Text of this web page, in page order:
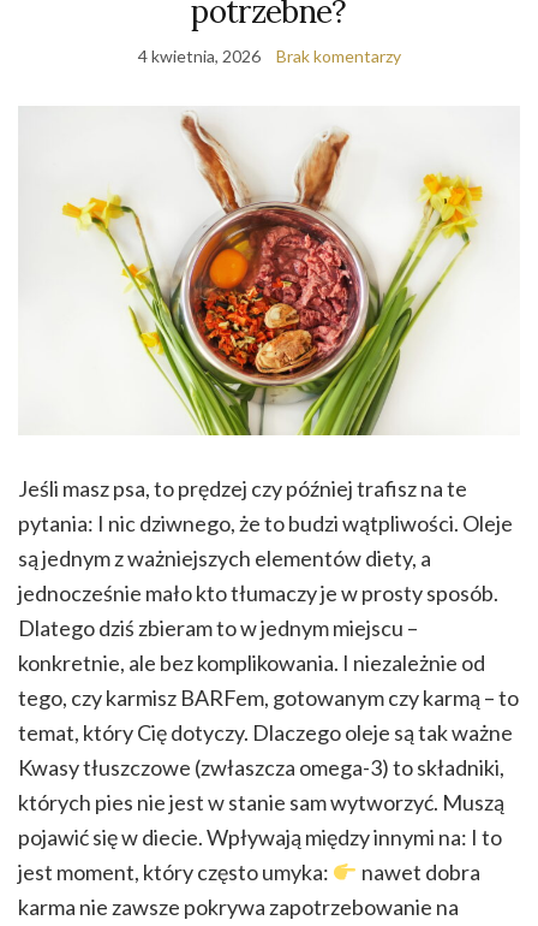
potrzebne?
4 kwietnia, 2026 Brak komentarzy
Jeśli masz psa, to prędzej czy później trafisz na te
pytania: I nic dziwnego, że to budzi wątpliwości. Oleje
są jednym z ważniejszych elementów diety, a
jednocześnie mało kto tłumaczy je w prosty sposób.
Dlatego dziś zbieram to w jednym miejscu –
konkretnie, ale bez komplikowania. I niezależnie od
tego, czy karmisz BARFem, gotowanym czy karmą – to
temat, który Cię dotyczy. Dlaczego oleje są tak ważne
Kwasy tłuszczowe (zwłaszcza omega-3) to składniki,
których pies nie jest w stanie sam wytworzyć. Muszą
pojawić się w diecie. Wpływają między innymi na: I to
jest moment, który często umyka:
nawet dobra
karma nie zawsze pokrywa zapotrzebowanie na